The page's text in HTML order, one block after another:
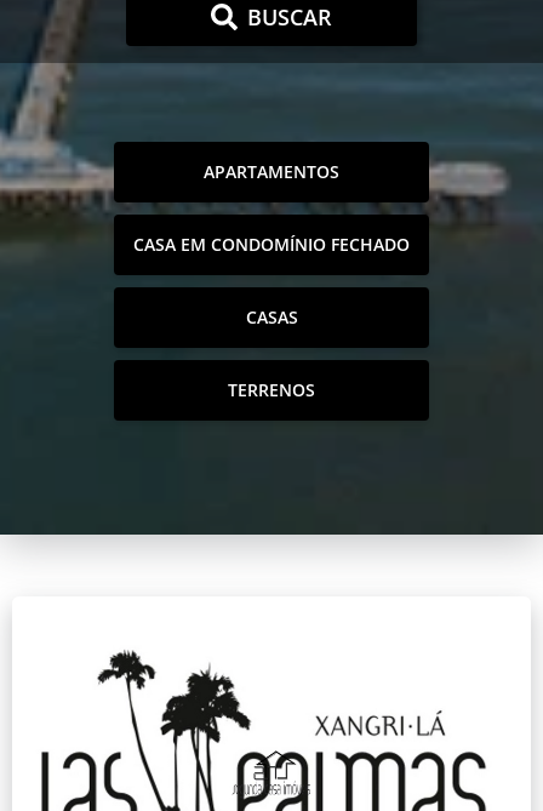
BUSCAR
APARTAMENTOS
CASA EM CONDOMÍNIO FECHADO
CASAS
TERRENOS